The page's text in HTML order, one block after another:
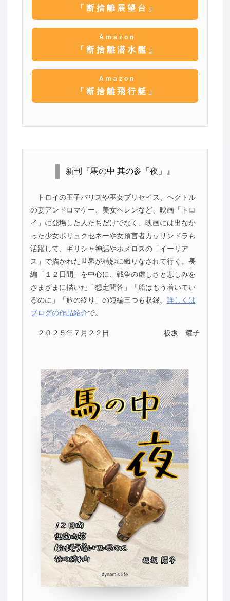
「断捨離展望台」
Amazon
「断捨離潜水艦」
Amazon
「断捨離飛行艇」
新刊『馬の中 其の参「夜」』
トロイの王子パリスや巫女ブリセイス、ヘクトル
の妻アンドロマケー、美女ヘレンなど、映画「トロ
イ」に登場した人たちだけでなく、映画には出なか
った少女ポリュクセネーや女預言者カッサンドラも
活躍して、ギリシャ神話やホメロスの「イーリア
ス」で描かれた世界が精妙に織りなされて行く。長
編「１２日間」を中心に、戦争の虚しさと悲しみを
さまざまに描いた「想定問答」「船はもう着いてい
るのに」「旅の終り」の短編三つも収録。 詳しくは
ブログの作品紹介で。
２０２５年７月２２日 板坂 耀子